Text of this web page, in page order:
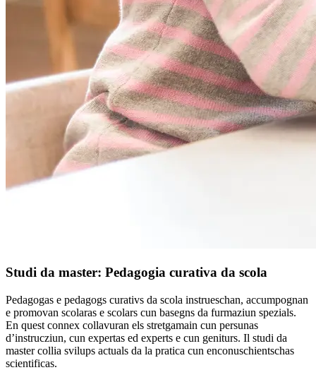
Studi da master: Pedagogia curativa da scola
Pedagogas e pedagogs curativs da scola instrueschan, accumpognan
e promovan scolaras e scolars cun basegns da furmaziun spezials.
En quest connex collavuran els stretgamain cun persunas
d’instrucziun, cun expertas ed experts e cun geniturs. Il studi da
master collia svilups actuals da la pratica cun enconuschientschas
scientificas.